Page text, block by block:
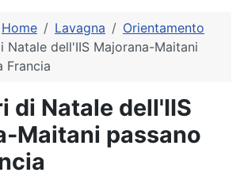
Home Lavagna
Orientamento
Natale dell'IIS Majorana-Maitani
Francia
di Natale dell'IIS
Maitani passano